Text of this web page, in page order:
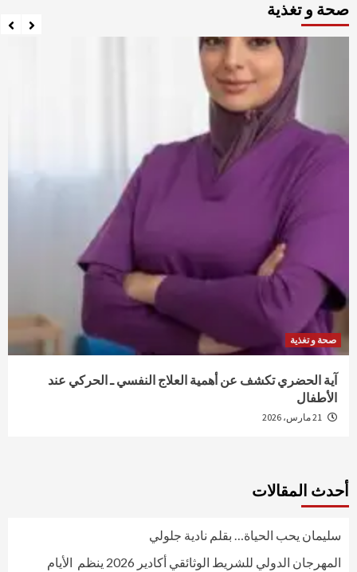
صحة و تغذية
صحة و تغذية
آية الحضري تكشف عن أهمية العلاج النفسي ـ الحركي عند
الأطفال
أحدث المقالات
سليمان يحب الحياة… بقلم نادية جلولي
المهرجان الدولي للشريط الوثائقي أكادير 2026 ينظم الأيام